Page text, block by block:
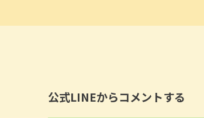
公式LINEからコメントする